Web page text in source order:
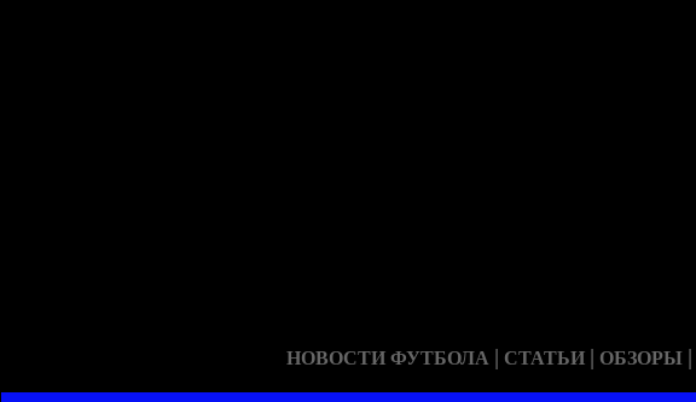
НОВОСТИ ФУТБОЛА | СТАТЬИ | ОБЗОРЫ |